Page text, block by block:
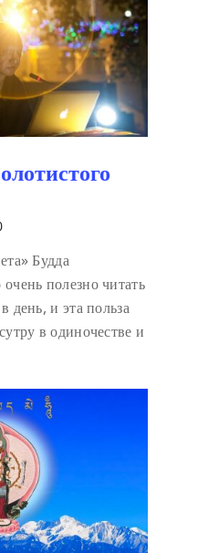
Будда
полезно читать
день, и эта польза
в одиночестве и